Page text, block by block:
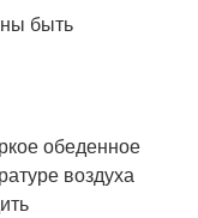
быть
обеденное
воздуха